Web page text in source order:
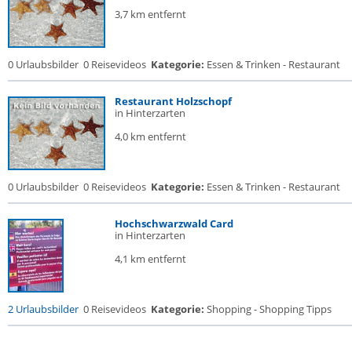
3,7 km entfernt
0 Urlaubsbilder 0 Reisevideos Kategorie: Essen & Trinken - Restaurant
Restaurant Holzschopf
in Hinterzarten
4,0 km entfernt
0 Urlaubsbilder 0 Reisevideos Kategorie: Essen & Trinken - Restaurant
Hochschwarzwald Card
in Hinterzarten
4,1 km entfernt
2 Urlaubsbilder 0 Reisevideos Kategorie: Shopping - Shopping Tipps